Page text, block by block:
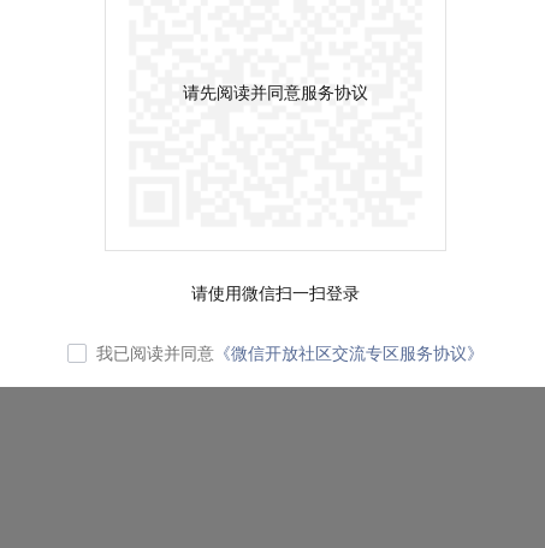
请先阅读并同意服务协议
请使用微信扫一扫登录
我已阅读并同意 《微信开放社区交流专区服务协议》